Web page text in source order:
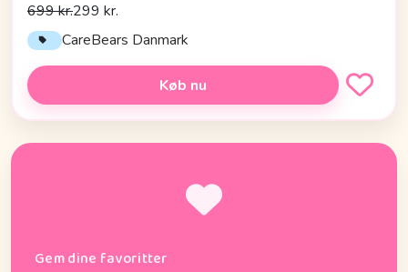
699 kr.299 kr.
CareBears Danmark
Køb nu
Gem dine favoritter